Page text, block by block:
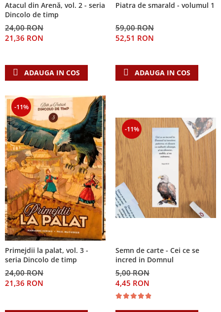
Atacul din Arenă, vol. 2 - seria
Dincolo de timp
24,00 RON
21,36 RON
ADAUGA IN COS
Piatra de smarald - volumul 1
59,00 RON
52,51 RON
ADAUGA IN COS
-11%
Primejdii la palat, vol. 3 -
seria Dincolo de timp
24,00 RON
21,36 RON
-11%
Semn de carte - Cei ce se
incred in Domnul
5,00 RON
4,45 RON